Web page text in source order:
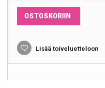
OSTOSKORIIN
Lisää toiveluetteloon